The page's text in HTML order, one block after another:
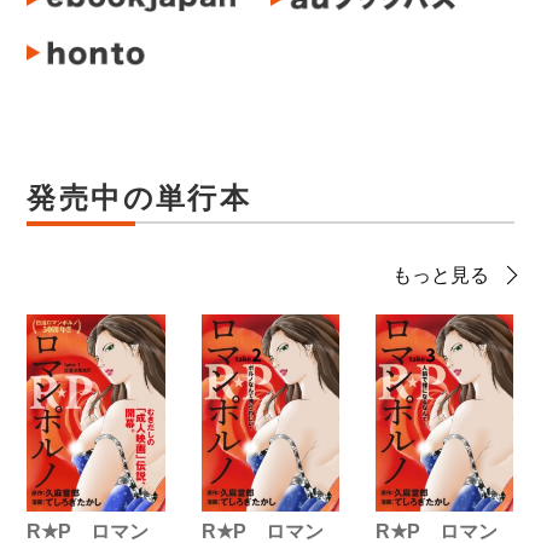
発売中の単行本
もっと見る
R★P ロマン
R★P ロマン
R★P ロマン